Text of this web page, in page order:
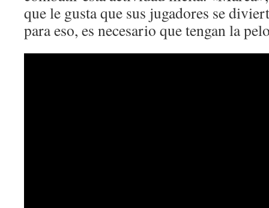
que le gusta que sus jugadores se
para eso, es necesario que tengan la